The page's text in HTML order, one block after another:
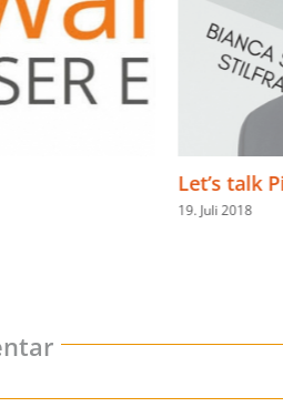
Traffic-Aufbau mit Pinterest